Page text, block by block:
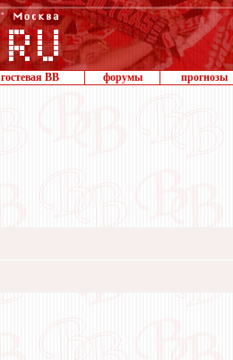
гостевая ВВ форумы прогнозы